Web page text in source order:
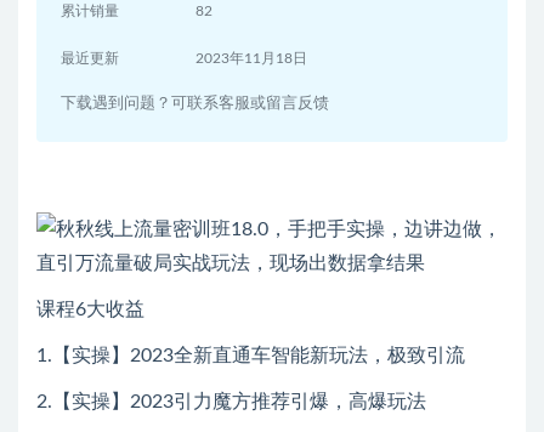
累计销量 82
最近更新 2023年11月18日
下载遇到问题？可联系客服或留言反馈
课程6大收益
1.【实操】2023全新直通车智能新玩法，极致引流
2.【实操】2023引力魔方推荐引爆，高爆玩法